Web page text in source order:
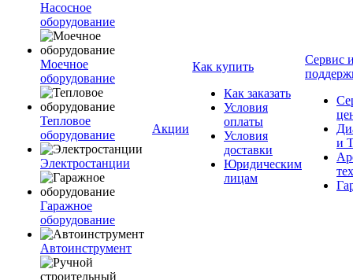
Насосное
оборудование
Моечное
оборудование
Тепловое
оборудование
Электростанции
Гаражное
оборудование
Автоинструмент
Акции
Как купить
Как заказать
Условия
оплаты
Условия
доставки
Юридическим
лицам
Сервис
и